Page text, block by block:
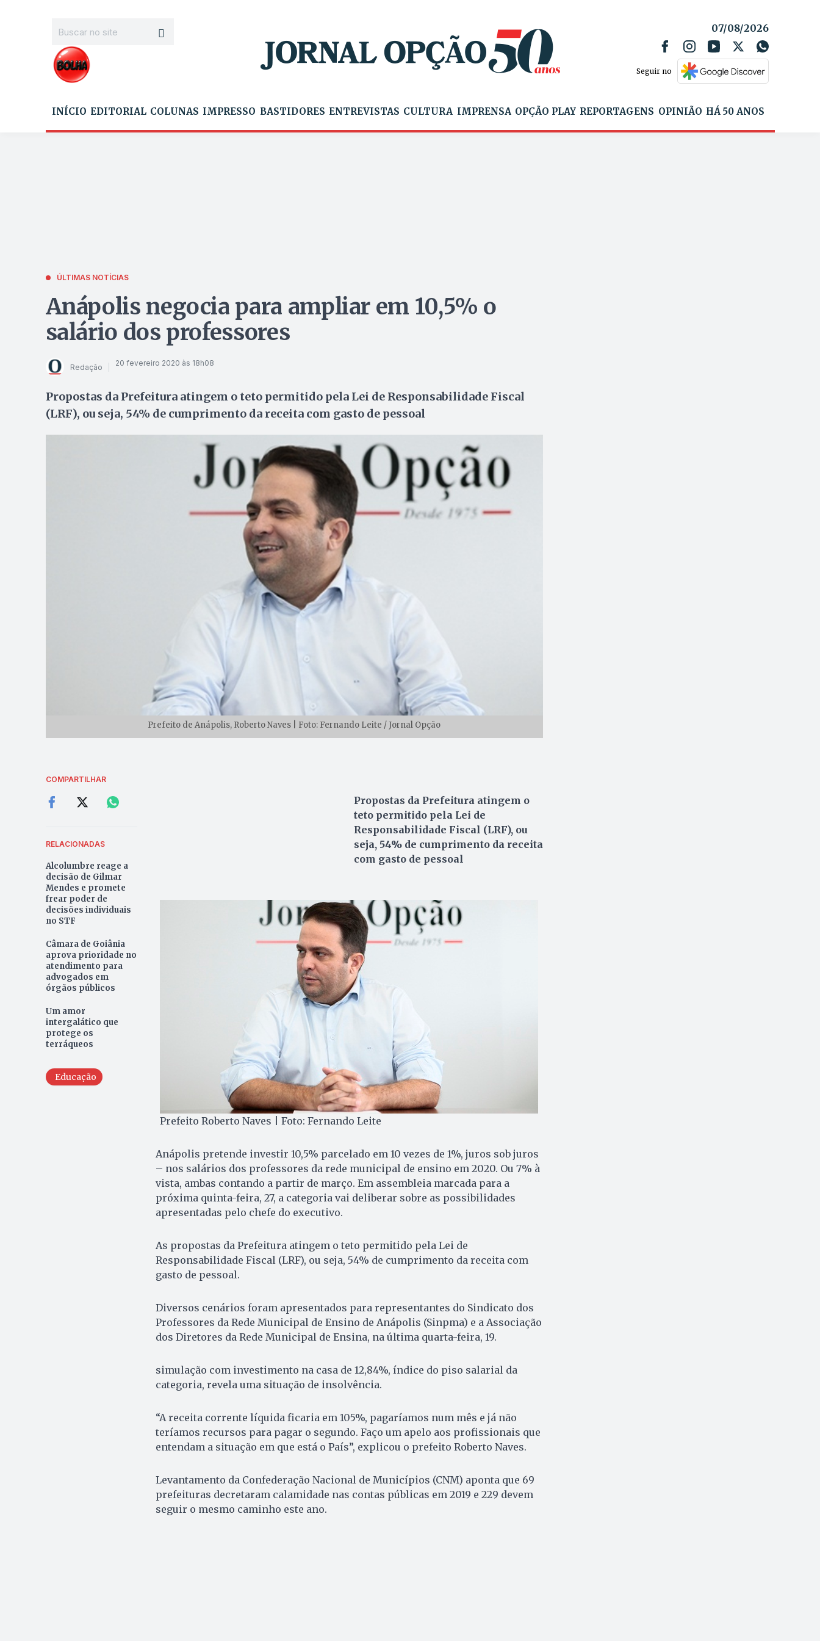
07/08/2026
Seguir no
INÍCIO EDITORIAL COLUNAS IMPRESSO BASTIDORES ENTREVISTAS CULTURA IMPRENSA OPÇÃO PLAY REPORTAGENS OPINIÃO HÁ 50 ANOS
ÚLTIMAS NOTÍCIAS
Anápolis negocia para ampliar em 10,5% o
salário dos professores
Redação 20 fevereiro 2020 às 18h08
Propostas da Prefeitura atingem o teto permitido pela Lei de Responsabilidade Fiscal
(LRF), ou seja, 54% de cumprimento da receita com gasto de pessoal
Prefeito de Anápolis, Roberto Naves | Foto: Fernando Leite / Jornal Opção
COMPARTILHAR
RELACIONADAS
Alcolumbre reage a
decisão de Gilmar
Mendes e promete
frear poder de
decisões individuais
no STF
Câmara de Goiânia
aprova prioridade no
atendimento para
advogados em
órgãos públicos
Um amor
intergalático que
protege os
terráqueos
Educação
Propostas da Prefeitura atingem o
teto permitido pela Lei de
Responsabilidade Fiscal (LRF), ou
seja, 54% de cumprimento da receita
com gasto de pessoal
Prefeito Roberto Naves | Foto: Fernando Leite
Anápolis pretende investir 10,5% parcelado em 10 vezes de 1%, juros sob juros
– nos salários dos professores da rede municipal de ensino em 2020. Ou 7% à
vista, ambas contando a partir de março. Em assembleia marcada para a
próxima quinta-feira, 27, a categoria vai deliberar sobre as possibilidades
apresentadas pelo chefe do executivo.
As propostas da Prefeitura atingem o teto permitido pela Lei de
Responsabilidade Fiscal (LRF), ou seja, 54% de cumprimento da receita com
gasto de pessoal.
Diversos cenários foram apresentados para representantes do Sindicato dos
Professores da Rede Municipal de Ensino de Anápolis (Sinpma) e a Associação
dos Diretores da Rede Municipal de Ensina, na última quarta-feira, 19.
simulação com investimento na casa de 12,84%, índice do piso salarial da
categoria, revela uma situação de insolvência.
“A receita corrente líquida ficaria em 105%, pagaríamos num mês e já não
teríamos recursos para pagar o segundo. Faço um apelo aos profissionais que
entendam a situação em que está o País”, explicou o prefeito Roberto Naves.
Levantamento da Confederação Nacional de Municípios (CNM) aponta que 69
prefeituras decretaram calamidade nas contas públicas em 2019 e 229 devem
seguir o mesmo caminho este ano.